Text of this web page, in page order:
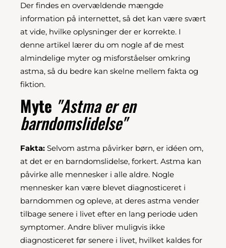
Der findes en overvældende mængde
information på internettet, så det kan være svært
at vide, hvilke oplysninger der er korrekte. I
denne artikel lærer du om nogle af de mest
almindelige myter og misforståelser omkring
astma, så du bedre kan skelne mellem fakta og
fiktion.
Myte "Astma er en
barndomslidelse"
Fakta: Selvom astma påvirker børn, er idéen om,
at det er en barndomslidelse, forkert. Astma kan
påvirke alle mennesker i alle aldre. Nogle
mennesker kan være blevet diagnosticeret i
barndommen og opleve, at deres astma vender
tilbage senere i livet efter en lang periode uden
symptomer. Andre bliver muligvis ikke
diagnosticeret før senere i livet, hvilket kaldes for